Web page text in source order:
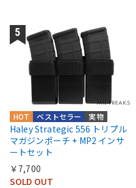
実物
ベストセラー
HOT
Haley Strategic 556 トリプル
マガジンポーチ + MP2 インサ
ートセット
￥7,700
SOLD OUT